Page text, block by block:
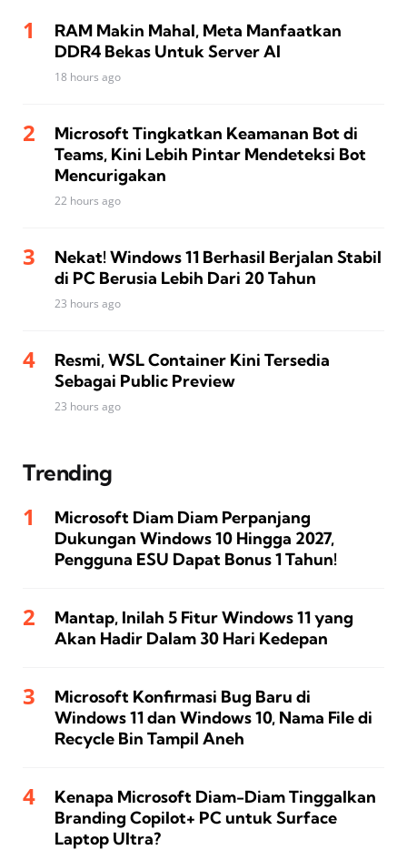
RAM Makin Mahal, Meta Manfaatkan
DDR4 Bekas Untuk Server AI
18 hours ago
Microsoft Tingkatkan Keamanan Bot di
Teams, Kini Lebih Pintar Mendeteksi Bot
Mencurigakan
22 hours ago
Nekat! Windows 11 Berhasil Berjalan Stabil
di PC Berusia Lebih Dari 20 Tahun
23 hours ago
Resmi, WSL Container Kini Tersedia
Sebagai Public Preview
23 hours ago
Trending
Microsoft Diam Diam Perpanjang
Dukungan Windows 10 Hingga 2027,
Pengguna ESU Dapat Bonus 1 Tahun!
Mantap, Inilah 5 Fitur Windows 11 yang
Akan Hadir Dalam 30 Hari Kedepan
Microsoft Konfirmasi Bug Baru di
Windows 11 dan Windows 10, Nama File di
Recycle Bin Tampil Aneh
Kenapa Microsoft Diam-Diam Tinggalkan
Branding Copilot+ PC untuk Surface
Laptop Ultra?